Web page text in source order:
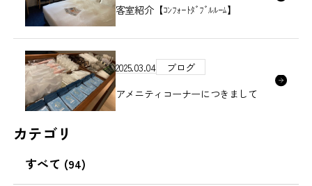
客室紹介【ｺﾝﾌｫｰﾄﾀﾞﾌﾞﾙﾙｰﾑ】
2025.03.04
ブログ
アメニティコーナーにつきまして
カテゴリ
すべて (94)